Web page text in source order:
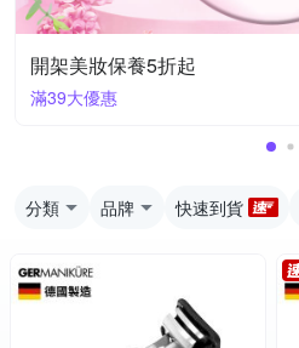
開架美妝保養5折起
滿39大優惠
分類 品牌 快速到貨